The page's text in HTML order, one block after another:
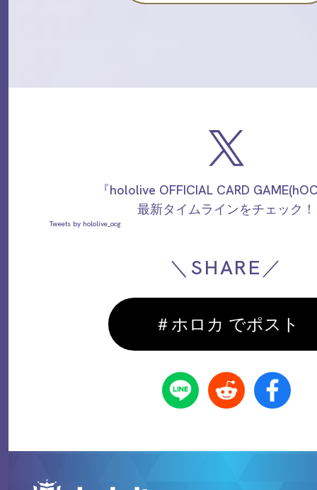
『hololive OFFICIAL CARD
最新タイムラインをチェック！
Tweets by hololive_ocg
＼SHARE／
＃ホロカ でポスト